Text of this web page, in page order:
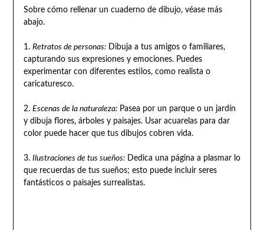
Sobre cómo rellenar un cuaderno de dibujo, véase más
abajo.
1. Retratos de personas:Dibuja a tus amigos o familiares,
capturando sus expresiones y emociones. Puedes
experimentar con diferentes estilos, como realista o
caricaturesco.
2. Escenas de la naturaleza:Pasea por un parque o un jardín
y dibuja flores, árboles y paisajes. Usar acuarelas para dar
color puede hacer que tus dibujos cobren vida.
3. Ilustraciones de tus sueños:Dedica una página a plasmar lo
que recuerdas de tus sueños; esto puede incluir seres
fantásticos o paisajes surrealistas.